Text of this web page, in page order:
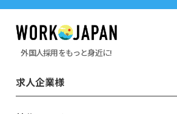
外国人採用をもっと身近に!
求人企業様